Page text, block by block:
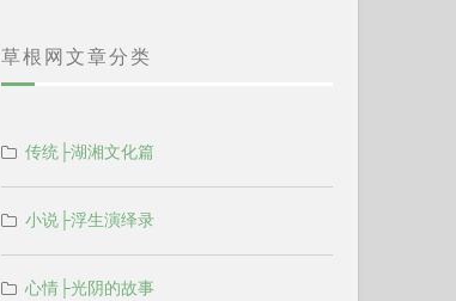
草根网文章分类
传统├湖湘文化篇
小说├浮生演绎录
心情├光阴的故事